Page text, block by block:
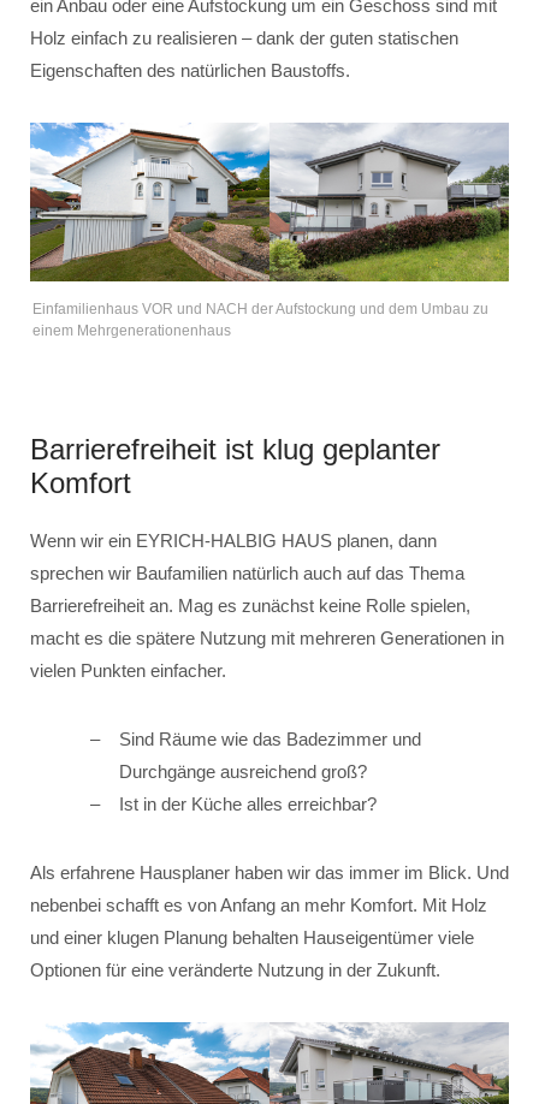
ein Anbau oder eine Aufstockung um ein Geschoss sind mit
Holz einfach zu realisieren – dank der guten statischen
Eigenschaften des natürlichen Baustoffs.
Einfamilienhaus VOR und NACH der Aufstockung und dem Umbau zu
einem Mehrgenerationenhaus
Barrierefreiheit ist klug geplanter
Komfort
Wenn wir ein EYRICH-HALBIG HAUS planen, dann
sprechen wir Baufamilien natürlich auch auf das Thema
Barrierefreiheit an. Mag es zunächst keine Rolle spielen,
macht es die spätere Nutzung mit mehreren Generationen in
vielen Punkten einfacher.
Sind Räume wie das Badezimmer und
Durchgänge ausreichend groß?
Ist in der Küche alles erreichbar?
Als erfahrene Hausplaner haben wir das immer im Blick. Und
nebenbei schafft es von Anfang an mehr Komfort. Mit Holz
und einer klugen Planung behalten Hauseigentümer viele
Optionen für eine veränderte Nutzung in der Zukunft.